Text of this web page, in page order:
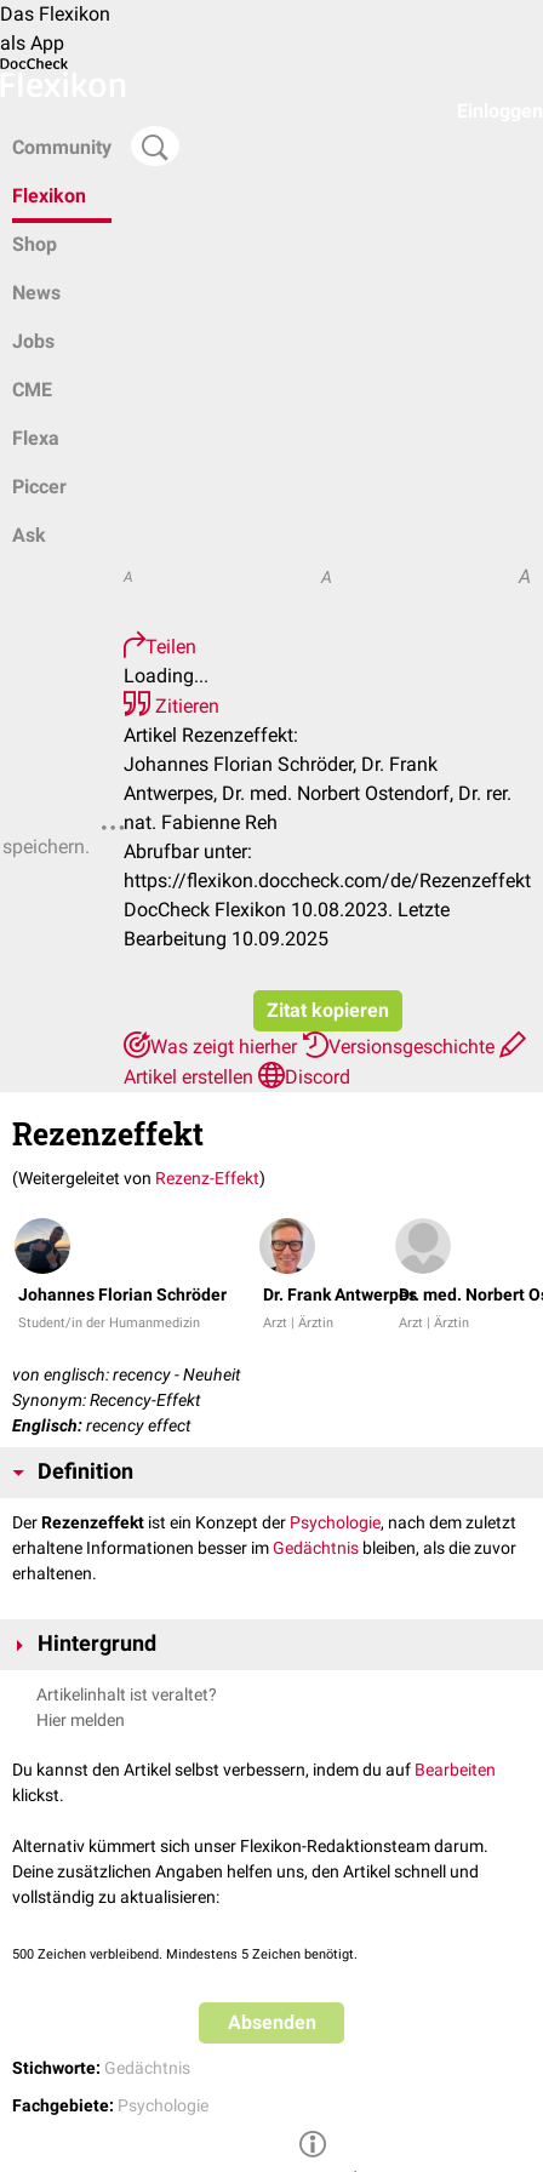
Das Flexikon
als App
Community
Flexikon
Shop
News
Jobs
CME
Flexa
Piccer
Ask
A A A
Teilen
Loading...
Zitieren
Artikel Rezenzeffekt:
Johannes Florian Schröder, Dr. Frank
Antwerpes, Dr. med. Norbert Ostendorf, Dr. rer.
nat. Fabienne Reh
Abrufbar unter:
https://flexikon.doccheck.com/de/Rezenzeffekt
DocCheck Flexikon 10.08.2023. Letzte
Bearbeitung 10.09.2025
Zitat kopieren
Was zeigt hierher
Versionsgeschichte
Artikel erstellen
Discord
Rezenzeffekt
(Weitergeleitet von Rezenz-Effekt)
Johannes Florian Schröder
Student/in der Humanmedizin
Dr. Frank Antwerpes
Arzt | Ärztin
Dr. med. Norbert
Arzt | Ärztin
von englisch: recency - Neuheit
Synonym: Recency-Effekt
Englisch:recency effect
Definition
DerRezenzeffekt ist ein Konzept der Psychologie, nach dem zuletzt
erhaltene Informationen besser imGedächtnis bleiben, als die zuvor
erhaltenen.
Hintergrund
Dem Rezenzeffekt steht der
ist eine Kombination aus beiden Konzepten.
Artikelinhalt ist veraltet?
Hier melden
Du kannst den Artikel selbst verbessern, indem du auf Bearbeiten
klickst.
Alternativ kümmert sich unser Flexikon-Redaktionsteam darum.
Deine zusätzlichen Angaben helfen uns, den Artikel schnell und
vollständig zu aktualisieren:
500 Zeichen verbleibend. Mindestens 5 Zeichen benötigt.
Absenden
Stichworte: Gedächtnis
Fachgebiete: Psychologie